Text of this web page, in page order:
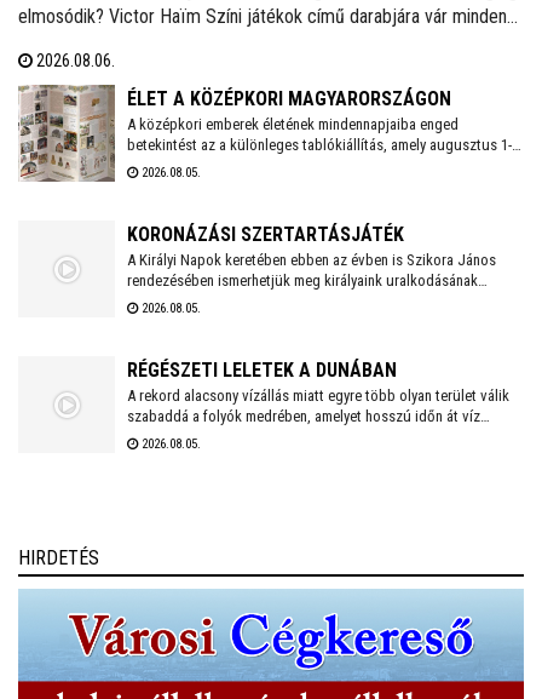
elmosódik? Victor Haïm Színi játékok című darabjára vár minden
Színkör a V54 Színház és Kultúrtérben.
2026.08.06.
ÉLET A KÖZÉPKORI MAGYARORSZÁGON
A középkori emberek életének mindennapjaiba enged
betekintést az a különleges tablókiállítás, amely augusztus 1-
jén nyílt meg Székesfehérváron, a Városi Levéltár és
számos egyéb fontos életteret és szokást.
2026.08.05.
KORONÁZÁSI SZERTARTÁSJÁTÉK
A Királyi Napok keretében ebben az évben is Szikora János
rendezésében ismerhetjük meg királyaink uralkodásának
történetét. Idén újra a Nemzeti Emlékhely ad otthont a
2026.08.05.
RÉGÉSZETI LELETEK A DUNÁBAN
A rekord alacsony vízállás miatt egyre több olyan terület válik
szabaddá a folyók medrében, amelyet hosszú időn át víz
borított. A visszahúzódó Duna és más folyók sokszor nemcsak
2026.08.05.
HIRDETÉS